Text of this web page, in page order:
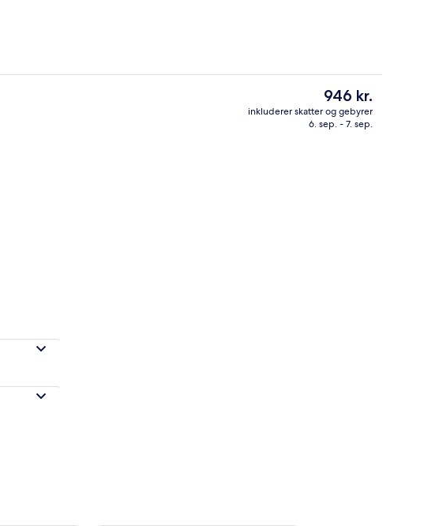
Den
nuværende
pris
946 kr.
inkluderer skatter og gebyrer
6. sep. - 7. sep.